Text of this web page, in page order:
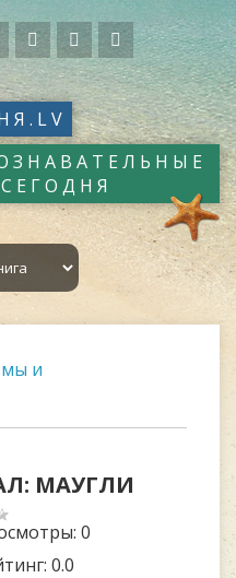
и
МАУГЛИ
: 0
: 0.0